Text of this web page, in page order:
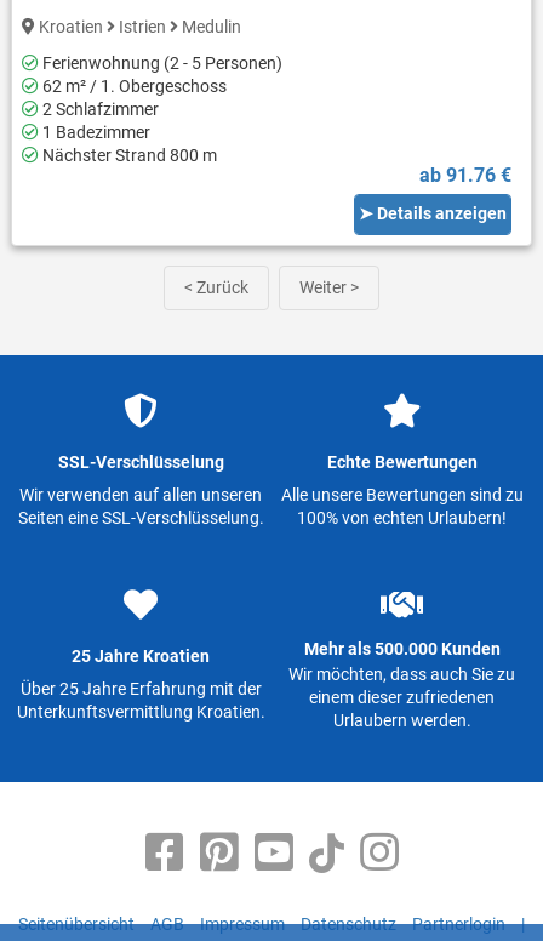
Kroatien Istrien
Medulin
Ferienwohnung (2 - 5 Personen)
62 m² / 1. Obergeschoss
2 Schlafzimmer
1 Badezimmer
Nächster Strand 800 m
ab 91.76 €
➤ Details anzeigen
< Zurück Weiter >
SSL-Verschlüsselung
Wir verwenden auf allen unseren
Seiten eine SSL-Verschlüsselung.
Echte Bewertungen
Alle unsere Bewertungen sind zu
100% von echten Urlaubern!
25 Jahre Kroatien
Über 25 Jahre Erfahrung mit der
Unterkunftsvermittlung Kroatien.
Mehr als 500.000 Kunden
Wir möchten, dass auch Sie zu
einem dieser zufriedenen
Urlaubern werden.
Seitenübersicht AGB Impressum Datenschutz Partnerlogin |